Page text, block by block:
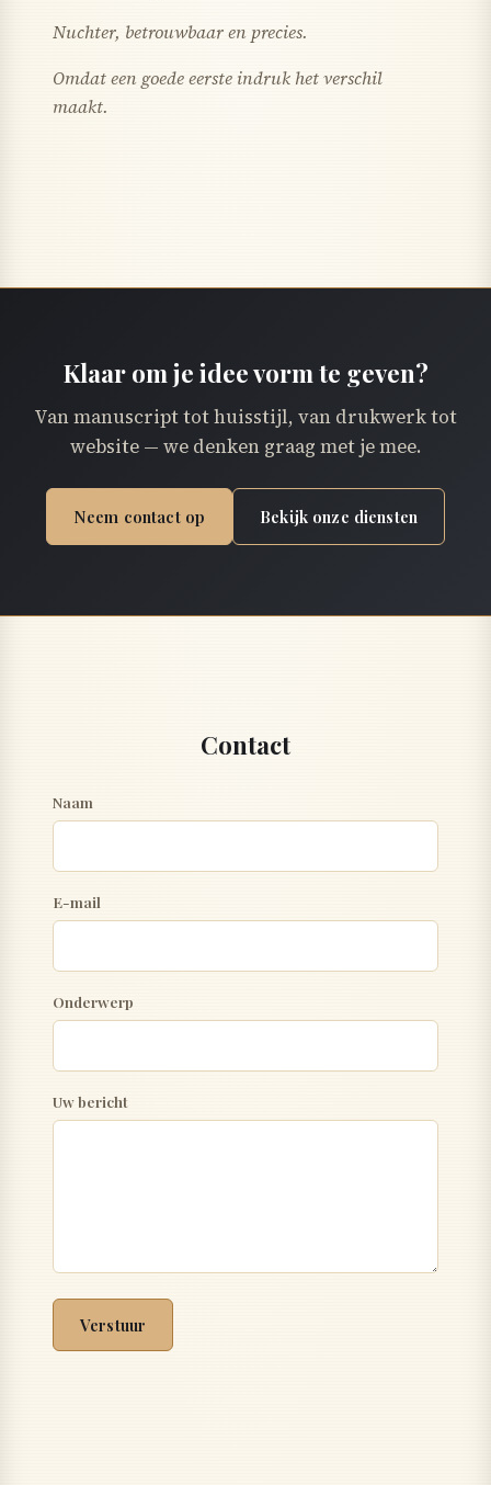
Nuchter, betrouwbaar en precies.
Omdat een goede eerste indruk het verschil
maakt.
Klaar om je idee vorm te geven?
Van manuscript tot huisstijl, van drukwerk tot
website — we denken graag met je mee.
Neem contact op Bekijk onze diensten
Contact
Naam
E-mail
Onderwerp
Uw bericht
Verstuur